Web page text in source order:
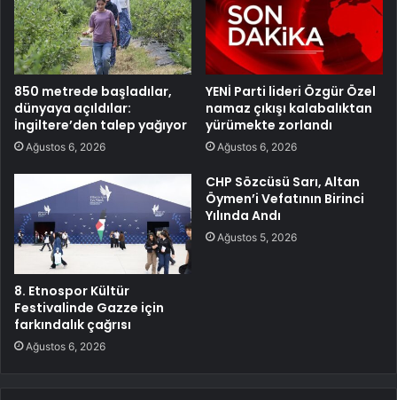
850 metrede başladılar,
dünyaya açıldılar:
İngiltere’den talep yağıyor
Ağustos 6, 2026
YENİ Parti lideri Özgür Özel
namaz çıkışı kalabalıktan
yürümekte zorlandı
Ağustos 6, 2026
8. Etnospor Kültür
Festivalinde Gazze için
farkındalık çağrısı
Ağustos 6, 2026
CHP Sözcüsü Sarı, Altan
Öymen’i Vefatının Birinci
Yılında Andı
Ağustos 5, 2026